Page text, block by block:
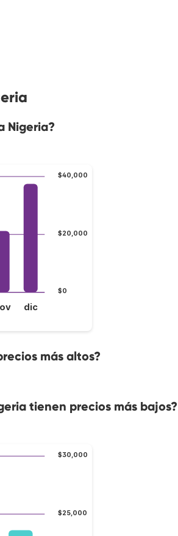
Nigeria?
$0
$20,000
$40,000
dic
más altos?
tienen precios más bajos?
$25,000
$30,000